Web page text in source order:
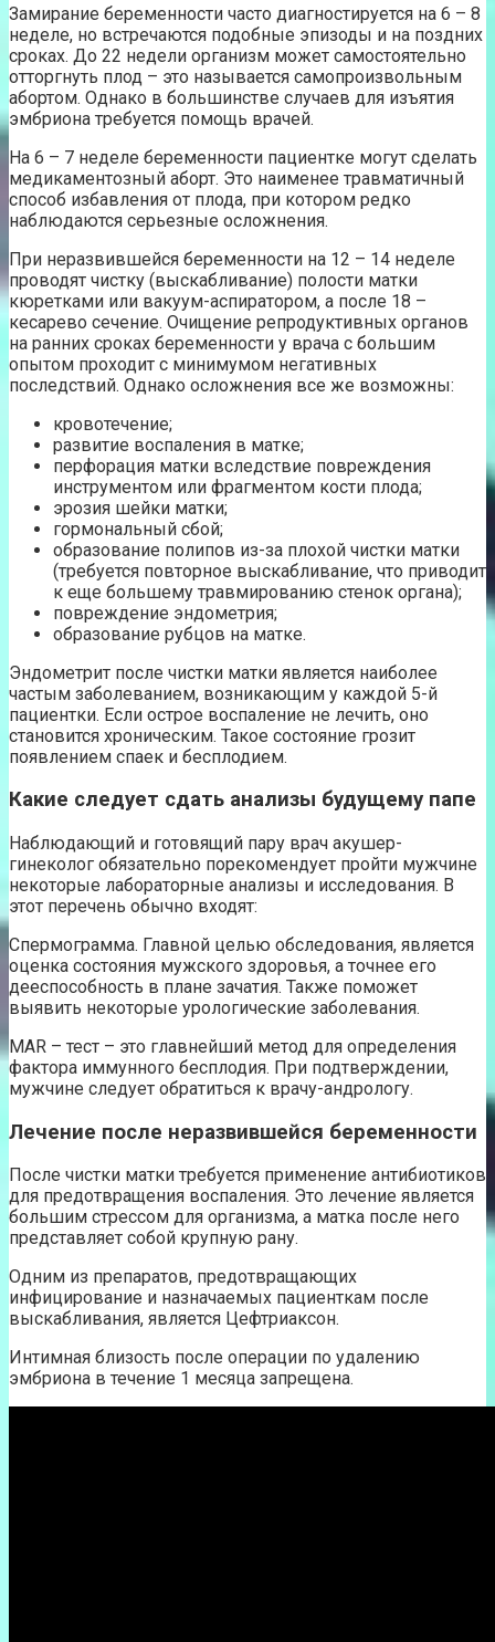
Замирание беременности часто диагностируется на 6 – 8
неделе, но встречаются подобные эпизоды и на поздних
сроках. До 22 недели организм может самостоятельно
отторгнуть плод – это называется самопроизвольным
абортом. Однако в большинстве случаев для изъятия
эмбриона требуется помощь врачей.
На 6 – 7 неделе беременности пациентке могут сделать
медикаментозный аборт. Это наименее травматичный
способ избавления от плода, при котором редко
наблюдаются серьезные осложнения.
При неразвившейся беременности на 12 – 14 неделе
проводят чистку (выскабливание) полости матки
кюретками или вакуум-аспиратором, а после 18 –
кесарево сечение. Очищение репродуктивных органов
на ранних сроках беременности у врача с большим
опытом проходит с минимумом негативных
последствий. Однако осложнения все же возможны:
кровотечение;
развитие воспаления в матке;
перфорация матки вследствие повреждения
инструментом или фрагментом кости плода;
эрозия шейки матки;
гормональный сбой;
образование полипов из-за плохой чистки матки
(требуется повторное выскабливание, что приводит
к еще большему травмированию стенок органа);
повреждение эндометрия;
образование рубцов на матке.
Эндометрит после чистки матки является наиболее
частым заболеванием, возникающим у каждой 5-й
пациентки. Если острое воспаление не лечить, оно
становится хроническим. Такое состояние грозит
появлением спаек и бесплодием.
Какие следует сдать анализы будущему папе
Наблюдающий и готовящий пару врач акушер-
гинеколог обязательно порекомендует пройти мужчине
некоторые лабораторные анализы и исследования. В
этот перечень обычно входят:
Спермограмма. Главной целью обследования, является
оценка состояния мужского здоровья, а точнее его
дееспособность в плане зачатия. Также поможет
выявить некоторые урологические заболевания.
MAR – тест – это главнейший метод для определения
фактора иммунного бесплодия. При подтверждении,
мужчине следует обратиться к врачу-андрологу.
Лечение после неразвившейся беременности
После чистки матки требуется применение антибиотиков
для предотвращения воспаления. Это лечение является
большим стрессом для организма, а матка после него
представляет собой крупную рану.
Одним из препаратов, предотвращающих
инфицирование и назначаемых пациенткам после
выскабливания, является Цефтриаксон.
Интимная близость после операции по удалению
эмбриона в течение 1 месяца запрещена.